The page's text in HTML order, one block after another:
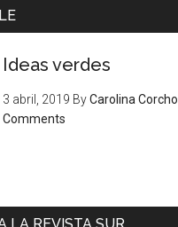
Ideas verdes
3 abril, 2019 ByCarolina Corcho
Comments